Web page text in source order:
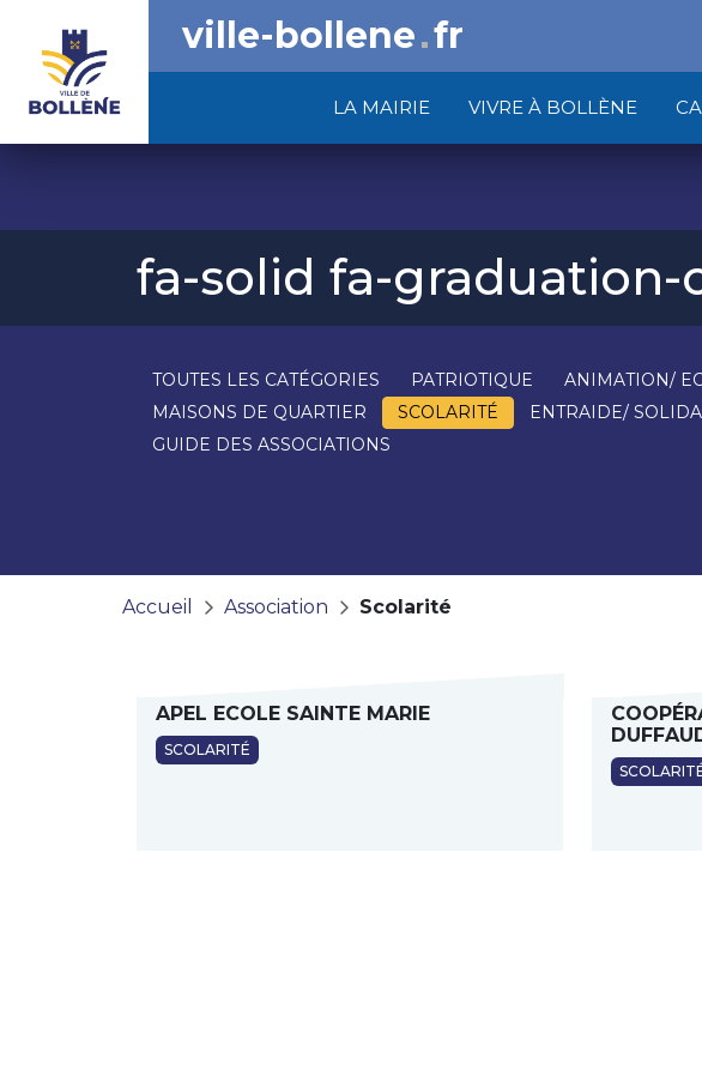
LA MAIRIE VIVRE À BOLLÈNE
ville-bollene fr
fa-solid fa-graduation-
TOUTES LES CATÉGORIES PATRIOTIQUE ANIMATION/
MAISONS DE QUARTIER
SCOLARITÉ ENTRAIDE/
GUIDE DES ASSOCIATIONS
Accueil Association Scolarité
APEL ECOLE SAINTE MARIE
SCOLARITÉ